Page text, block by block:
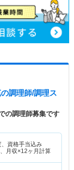
の調理師/調理ス
の調理師募集です
、資格手当込み
月収×12ヶ月計算